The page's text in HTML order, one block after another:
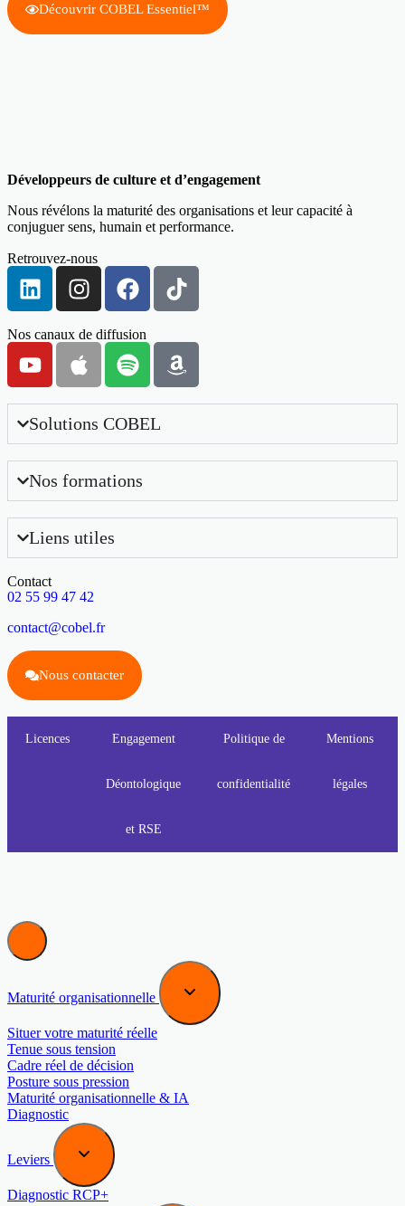
Découvrir COBEL Essentiel™
Développeurs de culture et d’engagement
Nous révélons la maturité des organisations et leur capacité à
conjuguer sens, humain et performance.
Retrouvez-nous
Nos canaux de diffusion
Solutions COBEL
Nos formations
Liens utiles
Contact
02 55 99 47 42
contact@cobel.fr
Nous contacter
Licences Engagement
Déontologique
et RSE
Politique de
confidentialité
Mentions
légales
Maturité organisationnelle
Situer votre maturité réelle
Tenue sous tension
Cadre réel de décision
Posture sous pression
Maturité organisationnelle & IA
Diagnostic
Leviers
Diagnostic RCP+